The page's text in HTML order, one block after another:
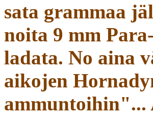
sata grammaa
noita 9 mm
ladata. No aina
aikojen
ammuntoihin"...